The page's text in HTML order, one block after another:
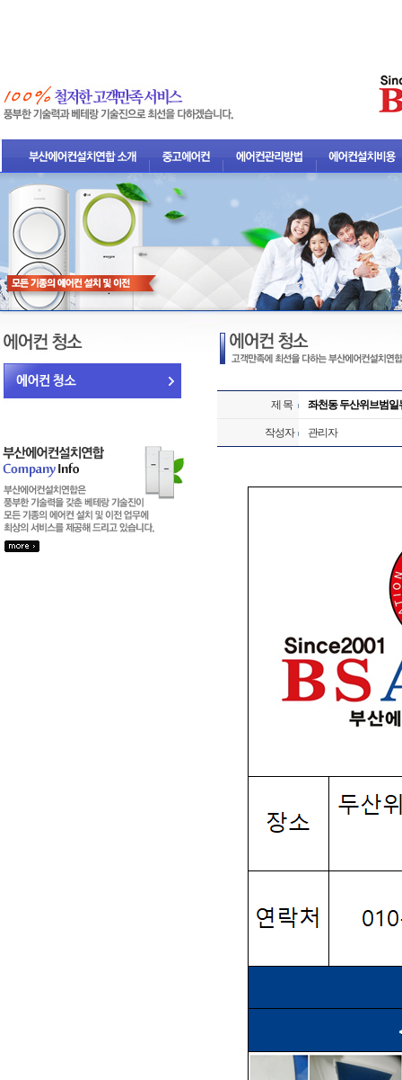
제 목 좌천동 두산위브범일
작성자 관리자